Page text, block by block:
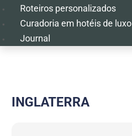
Roteiros personalizados
Curadoria em hotéis de luxo
Journal
INGLATERRA